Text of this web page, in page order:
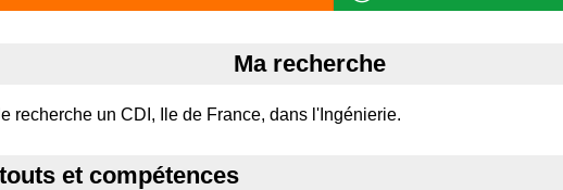
Ma recherche
recherche un CDI, Ile de France, dans l'Ingénierie.
et compétences